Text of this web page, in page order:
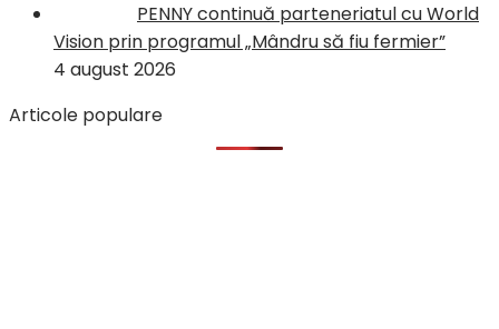
PENNY continuă parteneriatul cu World
Vision prin programul „Mândru să fiu fermier”
4 august 2026
Articole populare